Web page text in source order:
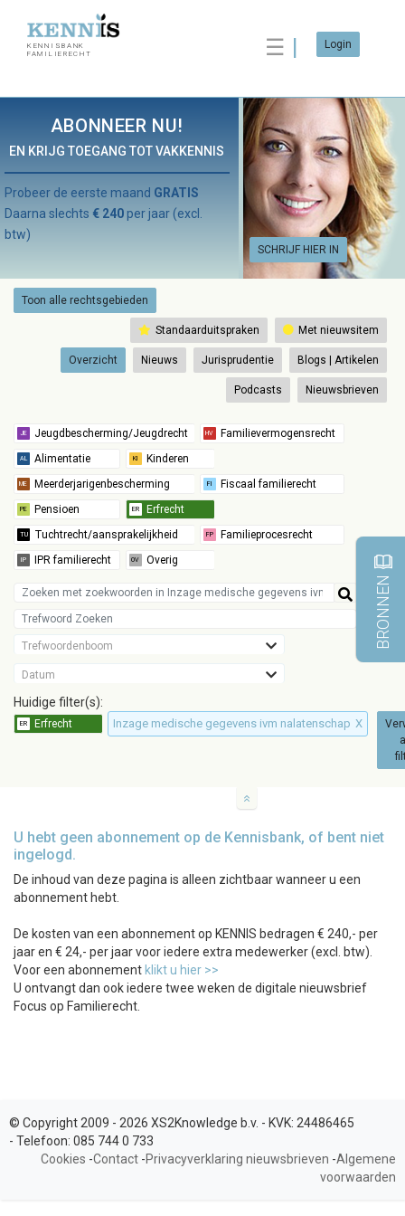
KENNISBANK
FAMILIERECHT
☰ Login
ABONNEER NU!
EN KRIJG TOEGANG TOT VAKKENNIS
SCHRIJF HIER IN
Probeer de eerste maand GRATIS
Daarna slechts € 240 per jaar (excl.
btw)
Toon alle rechtsgebieden
Standaarduitspraken Met nieuwsitem
Overzicht Nieuws Jurisprudentie Blogs | Artikelen
Podcasts Nieuwsbrieven
Trefwoordenboom
Datum
Huidige filter(s):
Inzage medische gegevens ivm nalatenschap X
U hebt geen abonnement op de Kennisbank, of bent niet
ingelogd.
De inhoud van deze pagina is alleen zichtbaar wanneer u een
abonnement hebt.
De kosten van een abonnement op KENNIS bedragen € 240,- per
jaar en € 24,- per jaar voor iedere extra medewerker (excl. btw).
Voor een abonnement klikt u hier >>
U ontvangt dan ook iedere twee weken de digitale nieuwsbrief
Focus op Familierecht.
BRONNEN
© Copyright 2009 - 2026 XS2Knowledge b.v. - KVK: 24486465
- Telefoon: 085 744 0 733
Cookies -Contact -Privacyverklaring nieuwsbrieven -Algemene
voorwaarden